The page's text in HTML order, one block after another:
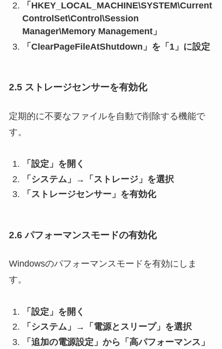
「HKEY_LOCAL_MACHINE\SYSTEM\Current
ControlSet\Control\Session
Manager\Memory Management」
「ClearPageFileAtShutdown」を「1」に設定
2.5 ストレージセンサーを有効化
定期的に不要なファイルを自動で削除する機能で
す。
「設定」を開く
「システム」→「ストレージ」を選択
「ストレージセンサー」を有効化
2.6 パフォーマンスモードの有効化
Windowsのパフォーマンスモードを有効にしま
す。
「設定」を開く
「システム」→「電源とスリープ」を選択
「追加の電源設定」から「高パフォーマンス」